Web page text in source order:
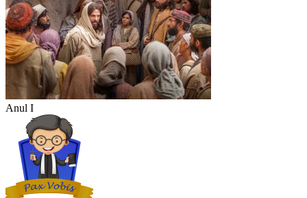
Anul I